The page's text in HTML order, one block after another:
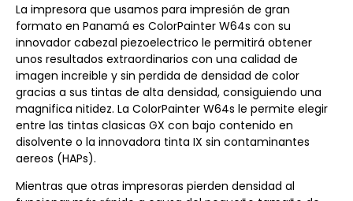
La impresora que usamos para impresión de gran
formato en Panamá es ColorPainter W64s con su
innovador cabezal piezoelectrico le permitirá obtener
unos resultados extraordinarios con una calidad de
imagen increible y sin perdida de densidad de color
gracias a sus tintas de alta densidad, consiguiendo una
magnifica nitidez. La ColorPainter W64s le permite elegir
entre las tintas clasicas GX con bajo contenido en
disolvente o la innovadora tinta IX sin contaminantes
aereos (HAPs).
Mientras que otras impresoras pierden densidad al